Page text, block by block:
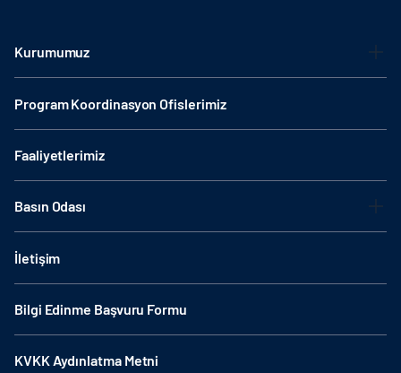
Kurumumuz
Program Koordinasyon Ofislerimiz
Faaliyetlerimiz
Basın Odası
İletişim
Bilgi Edinme Başvuru Formu
KVKK Aydınlatma Metni